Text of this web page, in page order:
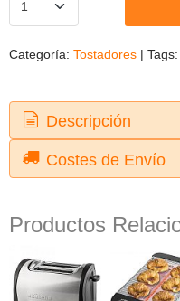
Categoría: Tostadores | Tags:
Descripción
Costes de Envío
Productos